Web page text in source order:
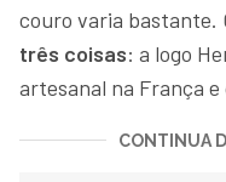
couro varia bastante.
três coisas: a logo
artesanal na França
CONTINUA